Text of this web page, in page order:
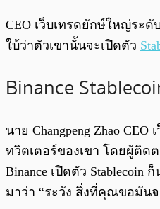
พร้อมเล่น
CEO เว็บเทรดยักษ์ใหญ่ระดั
ใบ้ว่าตัวเขานั้นจะเปิดตัว
Binance
นาย Changpeng Zhao
ทวิตเตอร์ของเขา โดยผู้ติด
Binance เปิดตัว Stablecoin
มาว่า “ระวัง สิ่งที่คุณขอมันจ